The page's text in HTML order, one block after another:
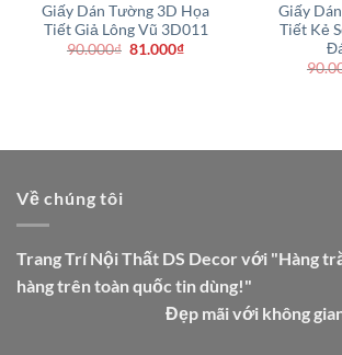
Giấy Dán Tường 3D Họa
Tiết Giả Lông Vũ 3D011
90.000₫ Giá
81.000₫Giá
Giấy
Tiết Kẻ
Về chúng tôi
Trang Trí Nội Thất DS Decor với "Hàng
hàng trên toàn quốc tin dùng!"
Đẹp mãi với